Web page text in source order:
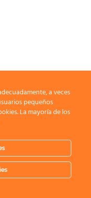
a veces
pequeños
La mayoría de los